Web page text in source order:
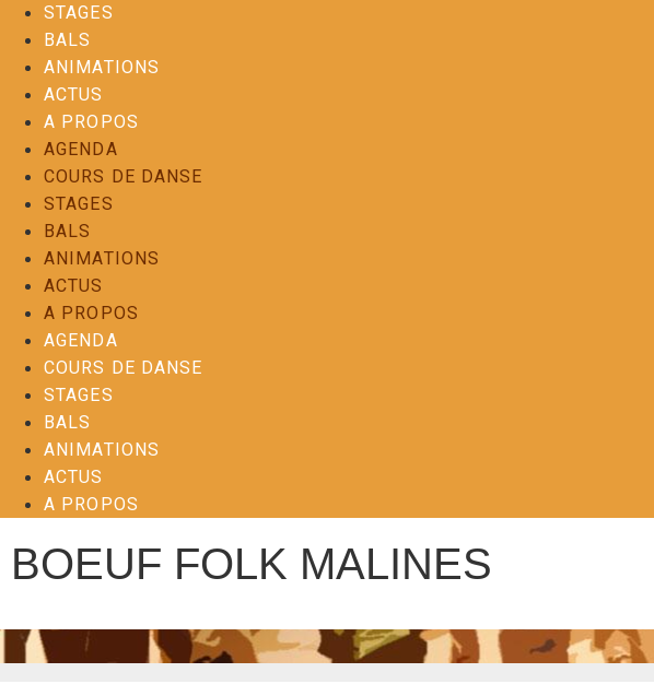
STAGES
BALS
ANIMATIONS
ACTUS
A PROPOS
AGENDA
COURS DE DANSE
STAGES
BALS
ANIMATIONS
ACTUS
A PROPOS
AGENDA
COURS DE DANSE
STAGES
BALS
ANIMATIONS
ACTUS
A PROPOS
BOEUF FOLK MALINES